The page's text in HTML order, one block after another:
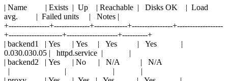
| Name | Exists | Up | Reachable | Disks OK | Load
avg. | Failed units | Notes |
+----------------+--------------+-------------+----------------+------------------
+---------------------+--------------------+----------+
| backend1 | Yes | Yes | Yes | Yes |
0.030.030.05 | httpd.service | |
| backend2 | Yes | No | N/A | N/A
| | | |